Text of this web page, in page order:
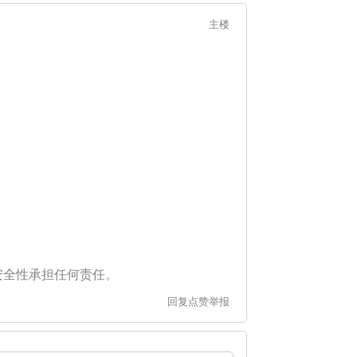
主楼
性承担任何责任。
回复 点赞举报